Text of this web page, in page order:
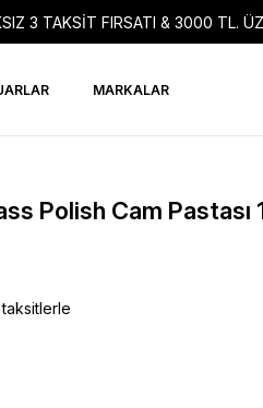
3 TAKSİT FIRSATI & 3000 TL.
MARKALAR
Polish Cam Pastası